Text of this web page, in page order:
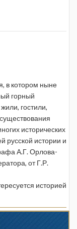
в котором ныне
горный
гостили,
исторических
русской истории и
А.Г. Орлова-
от Г.Р.
историей